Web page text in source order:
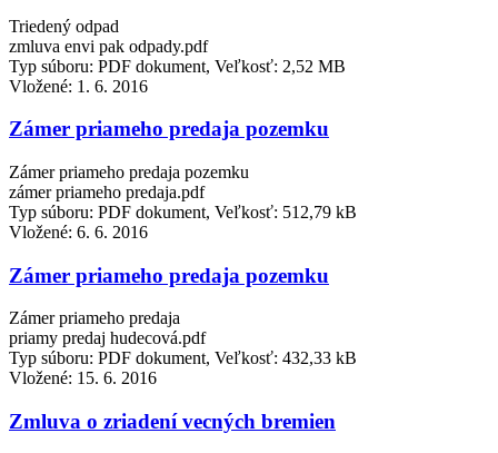
Triedený odpad
zmluva envi pak odpady.pdf
Typ súboru: PDF dokument, Veľkosť: 2,52 MB
Vložené: 1. 6. 2016
Zámer priameho predaja pozemku
Zámer priameho predaja pozemku
zámer priameho predaja.pdf
Typ súboru: PDF dokument, Veľkosť: 512,79 kB
Vložené: 6. 6. 2016
Zámer priameho predaja pozemku
Zámer priameho predaja
priamy predaj hudecová.pdf
Typ súboru: PDF dokument, Veľkosť: 432,33 kB
Vložené: 15. 6. 2016
Zmluva o zriadení vecných bremien